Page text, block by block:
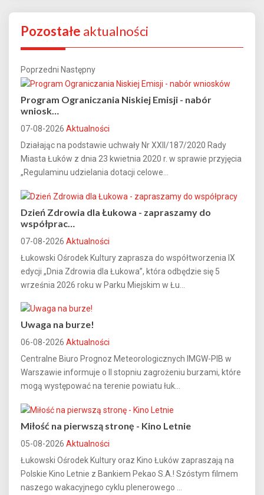
Pozostałe aktualności
Poprzedni Następny
Program Ograniczania Niskiej Emisji - nabór
wniosk…
07-08-2026 Aktualności
Działając na podstawie uchwały Nr XXII/187/2020 Rady
Miasta Łuków z dnia 23 kwietnia 2020 r. w sprawie przyjęcia
„Regulaminu udzielania dotacji celowe...
Dzień Zdrowia dla Łukowa - zapraszamy do
współprac…
07-08-2026 Aktualności
Łukowski Ośrodek Kultury zaprasza do współtworzenia IX
edycji „Dnia Zdrowia dla Łukowa”, która odbędzie się 5
września 2026 roku w Parku Miejskim w Łu...
Uwaga na burze!
06-08-2026 Aktualności
Centralne Biuro Prognoz Meteorologicznych IMGW-PIB w
Warszawie informuje o II stopniu zagrożeniu burzami, które
mogą występować na terenie powiatu łuk...
Miłość na pierwszą stronę - Kino Letnie
05-08-2026 Aktualności
Łukowski Ośrodek Kultury oraz Kino Łuków zapraszają na
Polskie Kino Letnie z Bankiem Pekao S.A.! Szóstym filmem
naszego wakacyjnego cyklu plenerowego ...